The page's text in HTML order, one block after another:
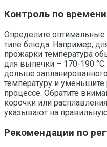
Контроль по
Определите
типе блюда. Например,
прожарки температура
для выпечки – 170-190
дольше
температуру и
процессе. Обратите
корочки или
указывают на
Рекомендации по